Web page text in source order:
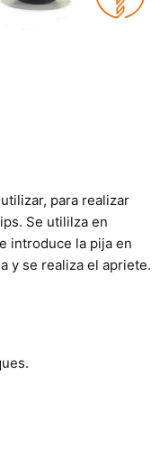
para realizar
Se utililza en
introduce la pija en
y se realiza el apriete.